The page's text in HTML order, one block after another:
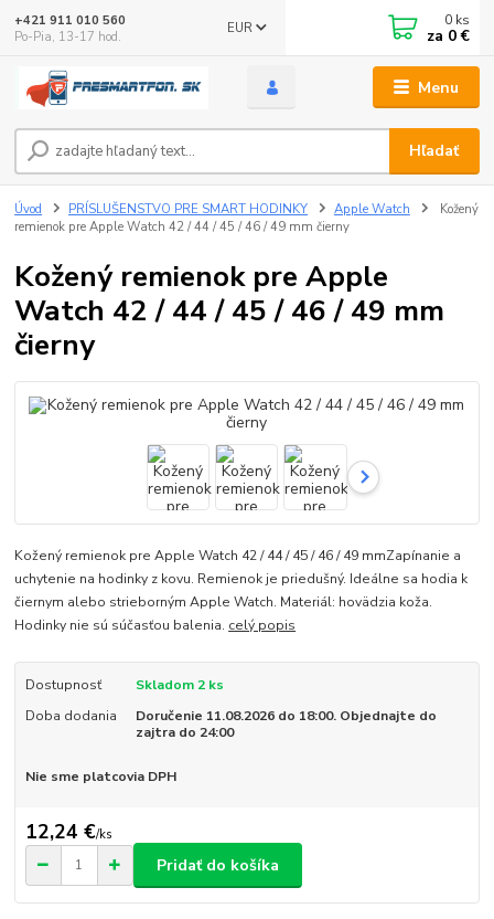
Menu
EUR
Hľadať
+421 911 010 560
Po-Pia, 13-17 hod.
0 ks
za 0 €
Úvod PRÍSLUŠENSTVO PRE SMART HODINKY Apple Watch
Kožený
remienok pre Apple Watch 42 / 44 / 45 / 46 / 49 mm čierny
Kožený remienok pre Apple
Watch 42 / 44 / 45 / 46 / 49 mm
čierny
Kožený remienok pre Apple Watch 42 / 44 / 45 / 46 / 49 mmZapínanie a
uchytenie na hodinky z kovu. Remienok je priedušný. Ideálne sa hodia k
čiernym alebo strieborným Apple Watch. Materiál: hovädzia koža.
Hodinky nie sú súčasťou balenia. celý popis
Dostupnosť
Skladom 2 ks
Doba dodania
Doručenie 11.08.2026 do 18:00. Objednajte do
zajtra do 24:00
Nie sme platcovia DPH
12,24 €/ks
Pridať do košíka